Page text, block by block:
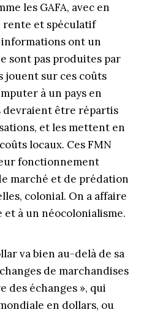
les GAFA, avec en
et spéculatif
ont un
sont pas produites par
jouent sur ces coûts
à un pays en
devraient être répartis
et les mettent en
locaux. Ces FMN
fonctionnement
marché et de prédation
colonial. On a affaire
à un néocolonialisme.
va bien au-delà de sa
de marchandises
des échanges », qui
en dollars, ou